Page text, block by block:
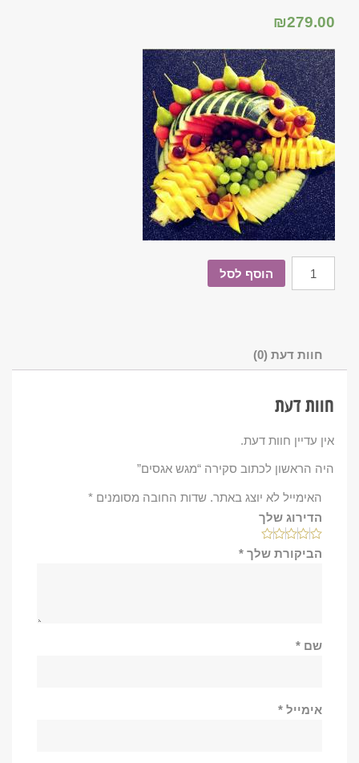
₪279.00
הוסף לסל
חוות דעת (0)
חוות דעת
אין עדיין חוות דעת.
היה הראשון לכתוב סקירה “מגש אגסים”
האימייל לא יוצג באתר. שדות החובה מסומנים *
הדירוג שלך
הביקורת שלך *
שם *
אימייל *